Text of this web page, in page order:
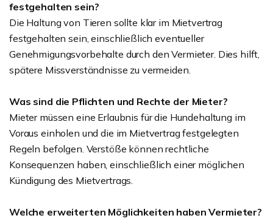
festgehalten sein?
Die Haltung von Tieren sollte klar im Mietvertrag
festgehalten sein, einschließlich eventueller
Genehmigungsvorbehalte durch den Vermieter. Dies hilft,
spätere Missverständnisse zu vermeiden.
Was sind die Pflichten und Rechte der Mieter?
Mieter müssen eine Erlaubnis für die Hundehaltung im
Voraus einholen und die im Mietvertrag festgelegten
Regeln befolgen. Verstöße können rechtliche
Konsequenzen haben, einschließlich einer möglichen
Kündigung des Mietvertrags.
Welche erweiterten Möglichkeiten haben Vermieter?